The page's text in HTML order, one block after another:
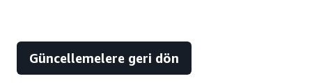
Güncellemelere geri dön